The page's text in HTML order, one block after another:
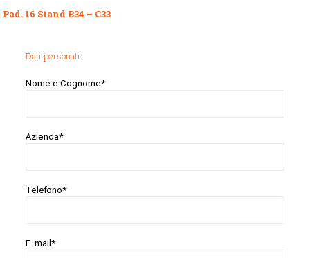
Pad. 16 Stand B34 – C33
Dati personali:
Nome e Cognome*
Azienda*
Telefono*
E-mail*